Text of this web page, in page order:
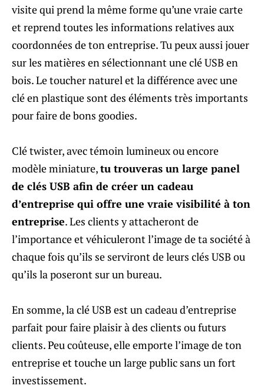
visite qui prend la même forme qu’une vraie carte
et reprend toutes les informations relatives aux
coordonnées de ton entreprise. Tu peux aussi jouer
sur les matières en sélectionnant une clé USB en
bois. Le toucher naturel et la différence avec une
clé en plastique sont des éléments très importants
pour faire de bons goodies.
Clé twister, avec témoin lumineux ou encore
modèle miniature,tu trouveras un large panel
de clés USB afin de créer un cadeau
d’entreprise qui offre une vraie visibilité à ton
entreprise. Les clients y attacheront de
l’importance et véhiculeront l’image de ta société à
chaque fois qu’ils se serviront de leurs clés USB ou
qu’ils la poseront sur un bureau.
En somme, la clé USB est un cadeau d’entreprise
parfait pour faire plaisir à des clients ou futurs
clients. Peu coûteuse, elle emporte l’image de ton
entreprise et touche un large public sans un fort
investissement.